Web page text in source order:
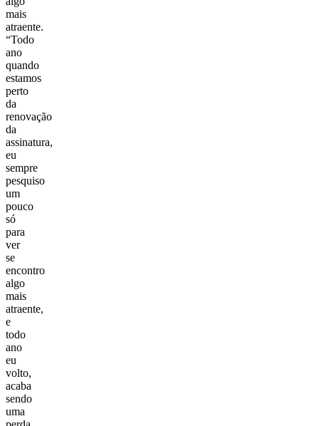
mais
atraente.
“Todo
ano
quando
estamos
perto
da
renovação
da
assinatura,
eu
sempre
pesquiso
um
pouco
só
para
ver
se
encontro
algo
mais
atraente,
e
todo
ano
eu
volto,
acaba
sendo
uma